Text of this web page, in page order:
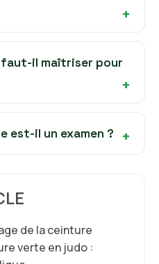
faut-il maîtriser pour
est-il un examen ?
de la ceinture
verte en judo :